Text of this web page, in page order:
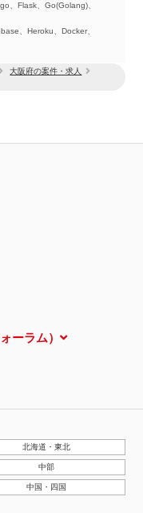
大阪府の案件・求人
、Flask、Go(Golang)、
、Heroku、Docker、
ーラム）
北海道・東北
中部
中国・四国